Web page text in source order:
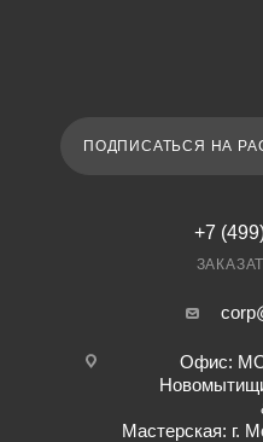
ПОДПИСАТЬСЯ НА
+7
Офис:
Мастерская: г.